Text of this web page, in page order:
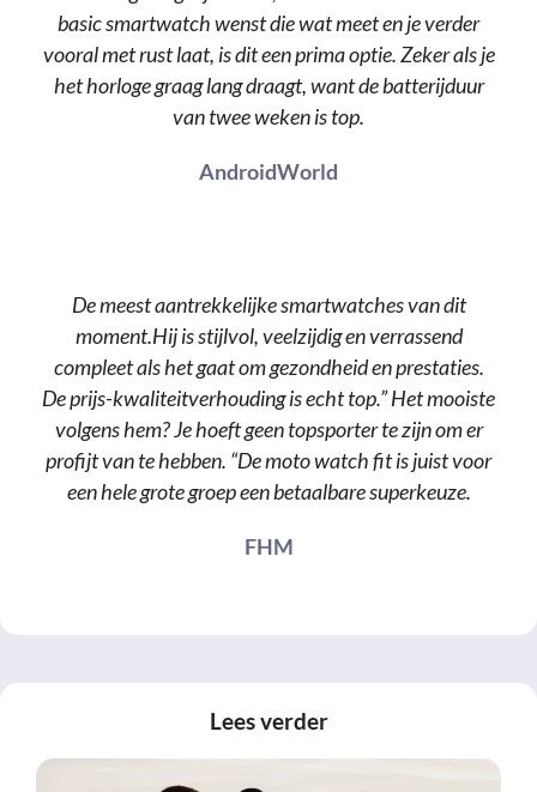
basic smartwatch wenst die wat meet en je verder
vooral met rust laat, is dit een prima optie. Zeker als je
het horloge graag lang draagt, want de batterijduur
van twee weken is top.
AndroidWorld
De meest aantrekkelijke smartwatches van dit
moment.Hij is stijlvol, veelzijdig en verrassend
compleet als het gaat om gezondheid en prestaties.
De prijs-kwaliteitverhouding is echt top.” Het mooiste
volgens hem? Je hoeft geen topsporter te zijn om er
profijt van te hebben. “De moto watch fit is juist voor
een hele grote groep een betaalbare superkeuze.
FHM
Lees verder